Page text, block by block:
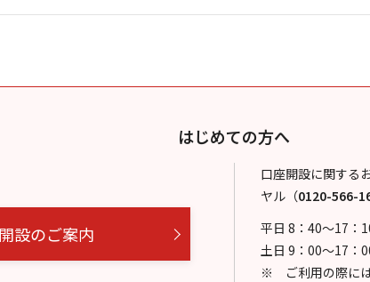
はじめての方へ
設のご案内
口座開設に関する
ヤル （0120-566-
平日 8：40～17：
土日 9：00～17：
ご利用の際に